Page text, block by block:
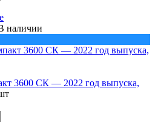
наличии
3600 СК — 2022 год выпуска,